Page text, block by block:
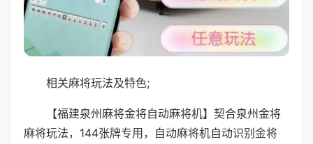
相关麻将玩法及特色;
【福建泉州麻将金将自动麻将机】契合泉州金将
麻将玩法，144张牌专用，自动麻将机自动识别金将